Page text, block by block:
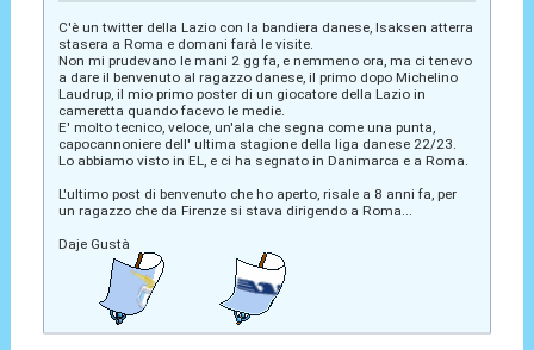
C'è un twitter della Lazio con la bandiera danese, Isaksen atterra
stasera a Roma e domani farà le visite.
Non mi prudevano le mani 2 gg fa, e nemmeno ora, ma ci tenevo
a dare il benvenuto al ragazzo danese, il primo dopo Michelino
Laudrup, il mio primo poster di un giocatore della Lazio in
cameretta quando facevo le medie.
E' molto tecnico, veloce, un'ala che segna come una punta,
capocannoniere dell' ultima stagione della liga danese 22/23.
Lo abbiamo visto in EL, e ci ha segnato in Danimarca e a Roma.
L'ultimo post di benvenuto che ho aperto, risale a 8 anni fa, per
un ragazzo che da Firenze si stava dirigendo a Roma...
Daje Gustà